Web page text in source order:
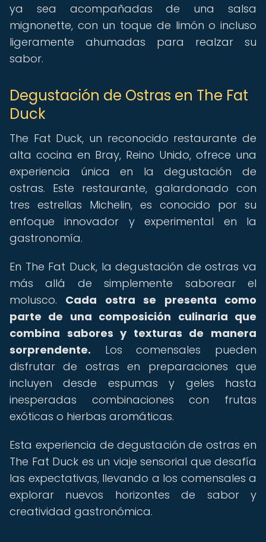
ya sea acompañadas de una salsa
mignonette, con un toque de limón o incluso
ligeramente ahumadas para realzar su
sabor.
Degustación de Ostras en The Fat
Duck
The Fat Duck, un reconocido restaurante de
alta cocina en Bray, Reino Unido, ofrece una
experiencia única en la degustación de
ostras. Este restaurante, galardonado con
tres estrellas Michelin, es conocido por su
enfoque innovador y experimental en la
gastronomía.
En The Fat Duck, la degustación de ostras va
más allá de simplemente saborear el
molusco. Cada ostra se presenta como
parte de una composición culinaria que
combina sabores y texturas de manera
sorprendente. Los comensales pueden
disfrutar de ostras en preparaciones que
incluyen desde espumas y geles hasta
inesperadas combinaciones con frutas
exóticas o hierbas aromáticas.
Esta experiencia de degustación de ostras en
The Fat Duck es un viaje sensorial que desafía
las expectativas, llevando a los comensales a
explorar nuevos horizontes de sabor y
creatividad gastronómica.